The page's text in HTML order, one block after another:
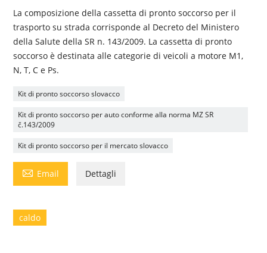
La composizione della cassetta di pronto soccorso per il
trasporto su strada corrisponde al Decreto del Ministero
della Salute della SR n. 143/2009. La cassetta di pronto
soccorso è destinata alle categorie di veicoli a motore M1,
N, T, C e Ps.
Kit di pronto soccorso slovacco
Kit di pronto soccorso per auto conforme alla norma MZ SR
č.143/2009
Kit di pronto soccorso per il mercato slovacco
 Email Dettagli
caldo